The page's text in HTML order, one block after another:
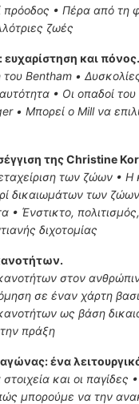
πρόοδος • Πέρα από τη
ζωές
και πόνος.
Bentham •
• Οι οπαδοί
• Μπορεί ο Mill να
της Christine
των ζώων • Η
δικαιωμάτων των
• Ένστικτο,
διχοτομίας
στον
σε έναν χάρτη
ως βάση
πράξη
ένα
και οι παγίδες •
μπορούμε να την